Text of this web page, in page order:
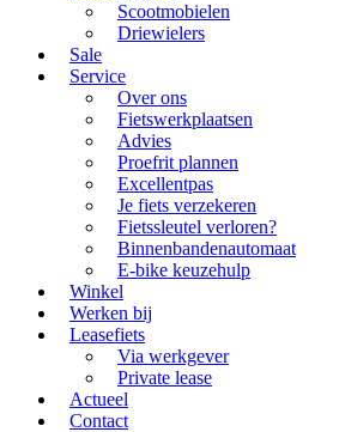
Scootmobielen
Driewielers
Sale
Service
Over ons
Fietswerkplaatsen
Advies
Proefrit plannen
Excellentpas
Je fiets verzekeren
Fietssleutel verloren?
Binnenbandenautomaat
E-bike keuzehulp
Winkel
Werken bij
Leasefiets
Via werkgever
Private lease
Actueel
Contact